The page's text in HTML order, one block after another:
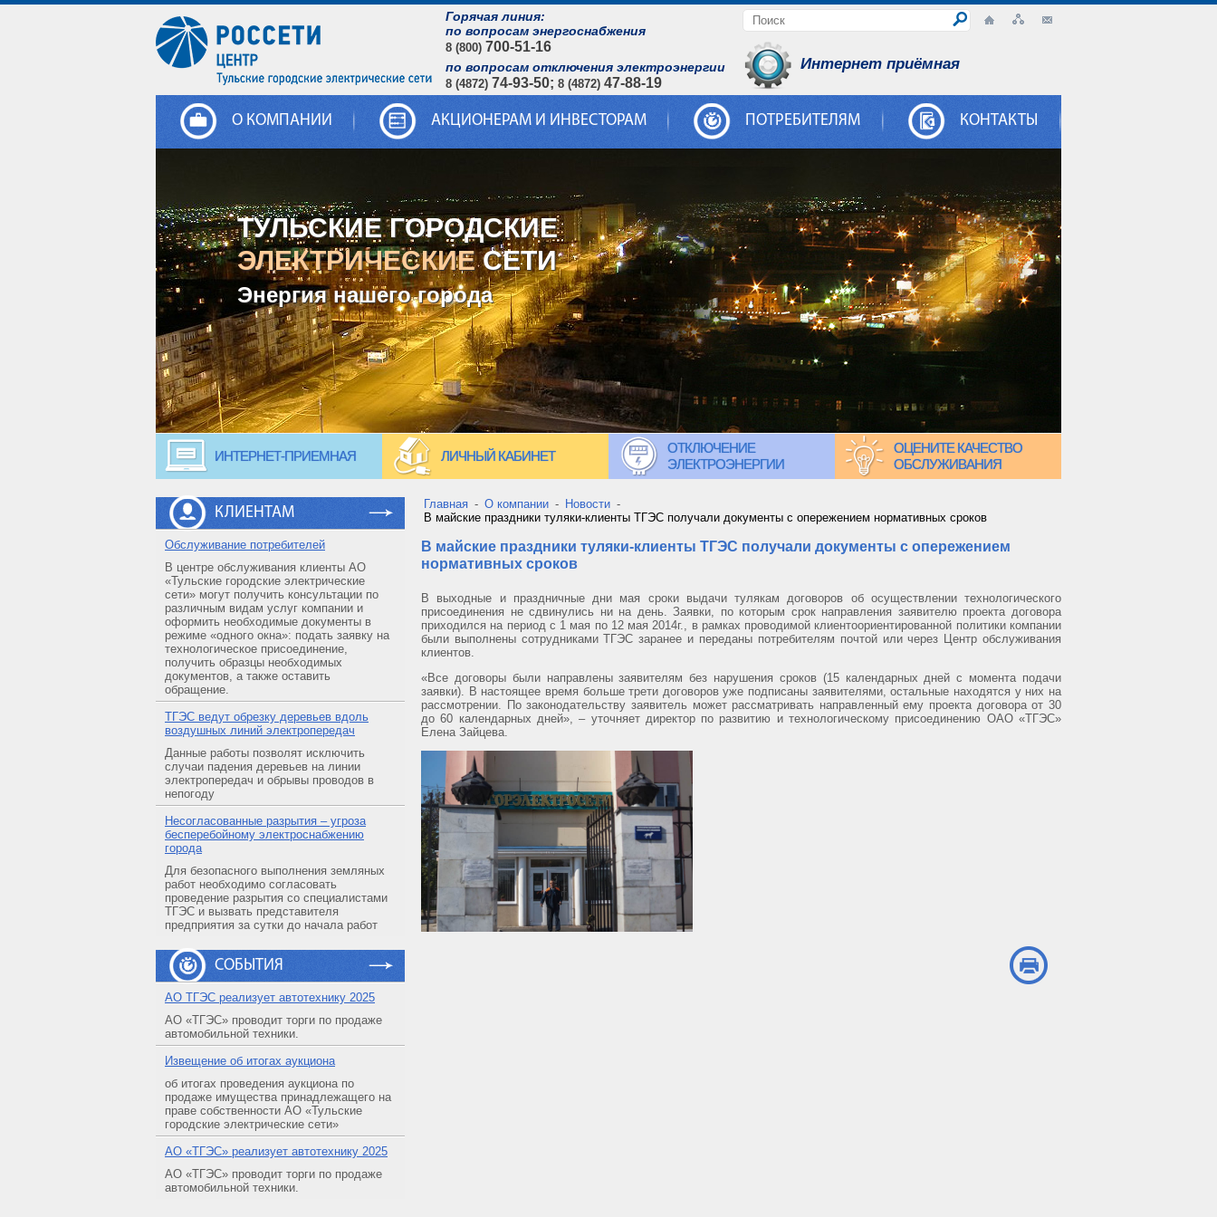
Горячая линия:
по вопросам энергоснабжения
8 (800) 700-51-16
по вопросам отключения электроэнергии
8 (4872) 74-93-50; 8 (4872) 47-88-19
Интернет приёмная
О КОМПАНИИ АКЦИОНЕРАМ И ИНВЕСТОРАМ ПОТРЕБИТЕЛЯМ КОНТАКТЫ
ТУЛЬСКИЕ ГОРОДСКИЕ
ЭЛЕКТРИЧЕСКИЕСЕТИ
Энергия нашего города
ИНТЕРНЕТ-ПРИЕМНАЯ ЛИЧНЫЙ КАБИНЕТ
ОТКЛЮЧЕНИЕ
ЭЛЕКТРОЭНЕРГИИ
ОЦЕНИТЕ КАЧЕСТВО
ОБСЛУЖИВАНИЯ
КЛИЕНТАМ
Обслуживание потребителей
В центре обслуживания клиенты АО
«Тульские городские электрические
сети» могут получить консультации по
различным видам услуг компании и
оформить необходимые документы в
режиме «одного окна»: подать заявку на
технологическое присоединение,
получить образцы необходимых
документов, а также оставить
обращение.
ТГЭС ведут обрезку деревьев вдоль
воздушных линий электропередач
Данные работы позволят исключить
случаи падения деревьев на линии
электропередач и обрывы проводов в
непогоду
Несогласованные разрытия – угроза
бесперебойному электроснабжению
города
Для безопасного выполнения земляных
работ необходимо согласовать
проведение разрытия со специалистами
ТГЭС и вызвать представителя
предприятия за сутки до начала работ
СОБЫТИЯ
АO ТГЭС реализует автотехнику 2025
АО «ТГЭС» проводит торги по продаже
автомобильной техники.
Извещение об итогах аукциона
об итогах проведения аукциона по
продаже имущества принадлежащего на
праве собственности АО «Тульские
городские электрические сети»
АO «ТГЭС» реализует автотехнику 2025
АО «ТГЭС» проводит торги по продаже
автомобильной техники.
Главная - О компании - Новости -
В майские праздники туляки-клиенты ТГЭС получали документы с опережением нормативных сроков
В майские праздники туляки-клиенты ТГЭС получали документы с опережением
нормативных сроков
В выходные и праздничные дни мая сроки выдачи тулякам договоров об осуществлении технологического
присоединения не сдвинулись ни на день. Заявки, по которым срок направления заявителю проекта договора
приходился на период с 1 мая по 12 мая 2014г., в рамках проводимой клиентоориентированной политики компании
были выполнены сотрудниками ТГЭС заранее и переданы потребителям почтой или через Центр обслуживания
клиентов.
«Все договоры были направлены заявителям без нарушения сроков (15 календарных дней с момента подачи
заявки). В настоящее время больше трети договоров уже подписаны заявителями, остальные находятся у них на
рассмотрении. По законодательству заявитель может рассматривать направленный ему проекта договора от 30
до 60 календарных дней», – уточняет директор по развитию и технологическому присоединению ОАО «ТГЭС»
Елена Зайцева.